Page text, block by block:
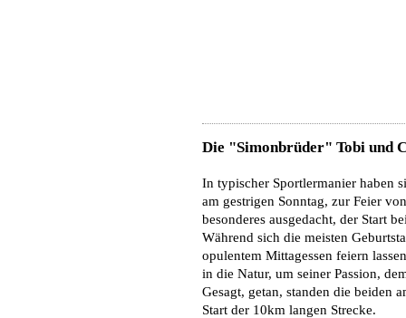
Die "Simonbrüder" Tobi und
In typischer Sportlermanier haben
am gestrigen Sonntag, zur Feier
besonderes ausgedacht, der Start
Während sich die meisten
opulentem Mittagessen feiern
in die Natur, um seiner Passion,
Gesagt, getan, standen die beiden
Start der 10km langen Strecke.